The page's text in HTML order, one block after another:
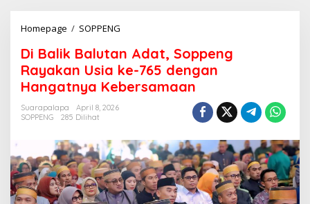
Homepage / SOPPENG
Balutan
Adat,
Soppeng
765
dengan
Hangatnya
Kebersamaan
Di Balik Balutan Adat, Soppeng
Rayakan Usia ke-765 dengan
Hangatnya Kebersamaan
Suarapalapa
April 8, 2026
SOPPENG
285 Dilihat